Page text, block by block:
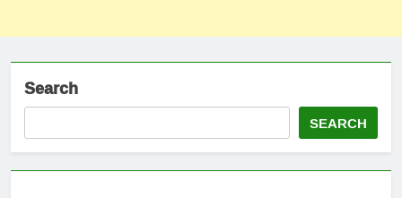
Search
SEARCH